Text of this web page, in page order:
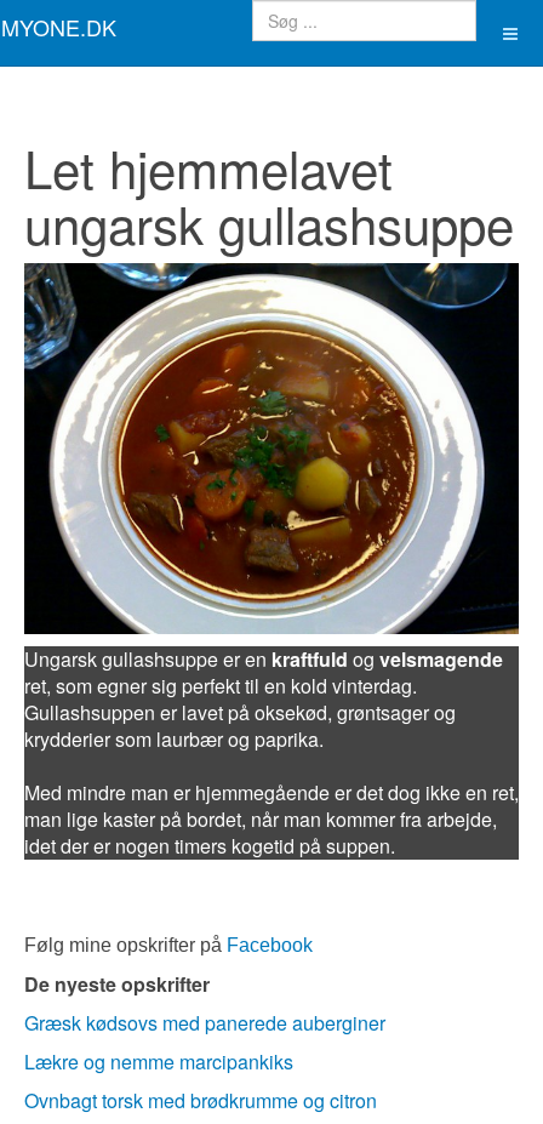
MYONE.DK
Let hjemmelavet
ungarsk gullashsuppe
Ungarsk gullashsuppe er en kraftfuld og velsmagende
ret, som egner sig perfekt til en kold vinterdag.
Gullashsuppen er lavet på oksekød, grøntsager og
krydderier som laurbær og paprika.
Med mindre man er hjemmegående er det dog ikke en ret,
man lige kaster på bordet, når man kommer fra arbejde,
idet der er nogen timers kogetid på suppen.
Følg mine opskrifter på Facebook
De nyeste opskrifter
Græsk kødsovs med panerede auberginer
Lækre og nemme marcipankiks
Ovnbagt torsk med brødkrumme og citron